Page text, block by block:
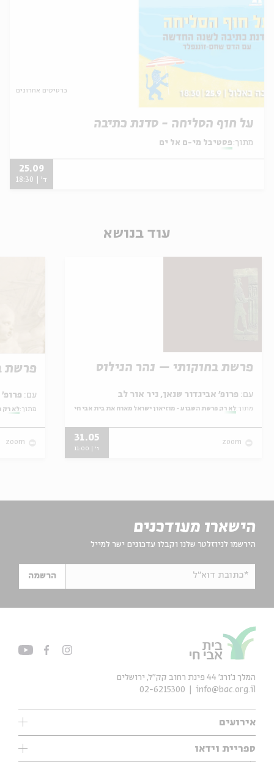
כרטיסים אחרונים
על חוף הסליחה - סדנת כתיבה
מתוך: פסטיבל מי-ם אל ים
25.09
ד' | 18:30
עוד בנושא
פרשת בחוקותי – נהר הנילוס
עם:
מתוך: לא רק פרשת השבוע - מוזיאון ישראל מארח את בית אבי חי
zoom
31.05
ו' | 11:00
פרשת
עם:
מתוך: לא רק
zoom
הישארו מעודכנים
הירשמו לניוזלטר שלנו וקבלו עדכונים ישר למייל
*כתובת דוא"ל הרשמה
אירועים
עיון
אנגלית
ספריית וידאו
ילדים
המלך ג'ורג' 44 פינת רחוב קק״ל, ירושלים
info@bac.org.il
02-6215300